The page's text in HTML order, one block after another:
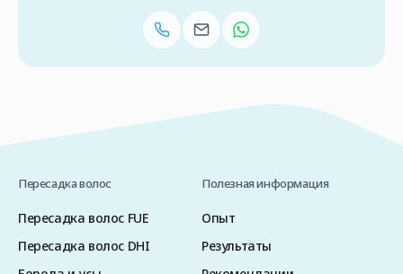
Пересадка волос
Пересадка волос FUE
Пересадка волос DHI
Полезная информация
Опыт
Результаты